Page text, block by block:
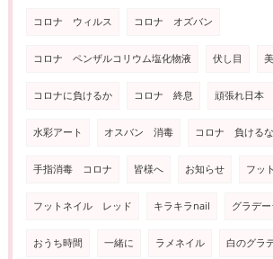
コロナ ウィルス コロナ オズバン
コロナ ペンザルコリウム塩化物液 伏し目
コロナに負けるか コロナ 終息 頑張れ日本
水彩アート オスバン 消毒 コロナ 負けるな
手指消毒 コロナ 皆様へ お知らせ フッ
フットネイル レッド キラキラnail グラデ
おうち時間 一緒に ラメネイル 白のグラ